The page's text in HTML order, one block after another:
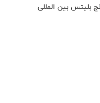
بلیتس بین المللی